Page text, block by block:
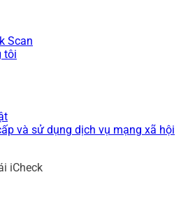
Scan
tôi
và sử dụng dịch vụ mạng xã hội
iCheck